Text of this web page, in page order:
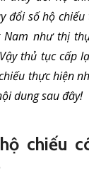
đổi số hộ chiếu
Nam như thị
thủ tục cấp
thực hiện
dung sau đây!
chiếu